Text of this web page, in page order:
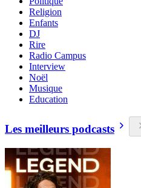
Religion
Enfants
DJ
Rire
Radio Campus
Interview
Noël
Musique
Education
Les meilleurs podcasts